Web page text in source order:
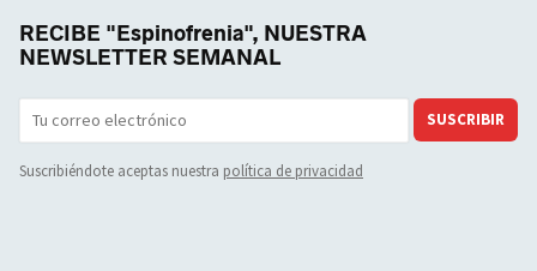
RECIBE "Espinofrenia", NUESTRA
NEWSLETTER SEMANAL
SUSCRIBIR
Suscribiéndote aceptas nuestra política de privacidad